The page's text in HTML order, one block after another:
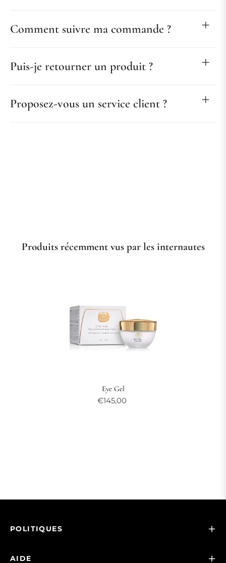
Comment suivre ma commande ?
Puis-je retourner un produit ?
Proposez-vous un service client ?
Produits récemment vus par les internautes
Eye Gel
€145,00
POLITIQUES
AIDE